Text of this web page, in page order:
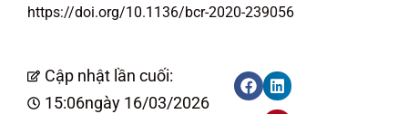
https://doi.org/10.1136/bcr-2020-239056
Cập nhật lần cuối:
15:06ngày 16/03/2026